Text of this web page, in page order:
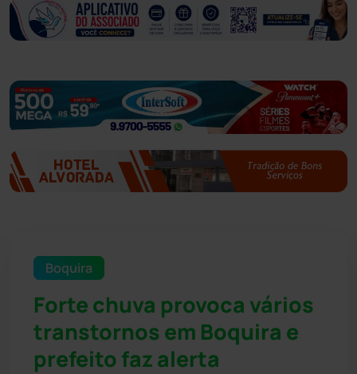
Boquira
Forte chuva provoca vários
transtornos em Boquira e
prefeito faz alerta